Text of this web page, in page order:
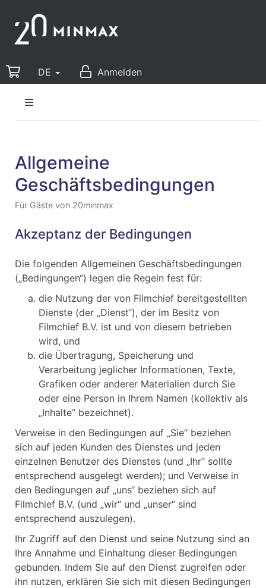
DE Anmelden
Allgemeine
Geschäftsbedingungen
Für Gäste von 20minmax
Akzeptanz der Bedingungen
Die folgenden Allgemeinen Geschäftsbedingungen
(„Bedingungen“) legen die Regeln fest für:
die Nutzung der von Filmchief bereitgestellten
Dienste (der „Dienst“), der im Besitz von
Filmchief B.V. ist und von diesem betrieben
wird, und
die Übertragung, Speicherung und
Verarbeitung jeglicher Informationen, Texte,
Grafiken oder anderer Materialien durch Sie
oder eine Person in Ihrem Namen (kollektiv als
„Inhalte“ bezeichnet).
Verweise in den Bedingungen auf „Sie“ beziehen
sich auf jeden Kunden des Dienstes und jeden
einzelnen Benutzer des Dienstes (und „Ihr“ sollte
entsprechend ausgelegt werden); und Verweise in
den Bedingungen auf „uns“ beziehen sich auf
Filmchief B.V. (und „wir“ und „unser“ sind
entsprechend auszulegen).
Ihr Zugriff auf den Dienst und seine Nutzung sind an
Ihre Annahme und Einhaltung dieser Bedingungen
gebunden. Indem Sie auf den Dienst zugreifen oder
ihn nutzen, erklären Sie sich mit diesen Bedingungen